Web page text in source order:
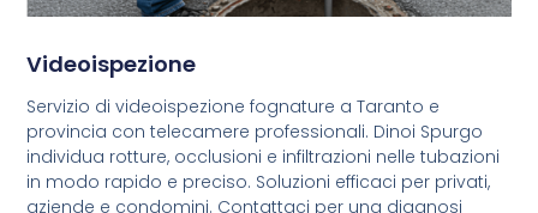
Videoispezione
Servizio di videoispezione fognature a Taranto e
provincia con telecamere professionali. Dinoi Spurgo
individua rotture, occlusioni e infiltrazioni nelle tubazioni
in modo rapido e preciso. Soluzioni efficaci per privati,
aziende e condomini. Contattaci per una diagnosi